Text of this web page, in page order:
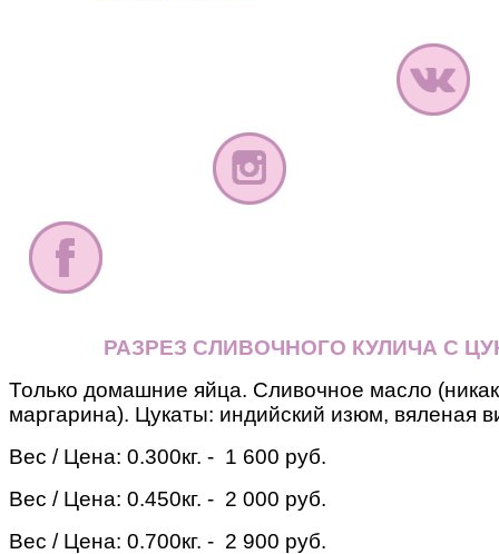
РАЗРЕЗ СЛИВОЧНОГО КУЛИЧА С
Только домашние яйца. Сливочное масло
маргарина). Цукаты: индийский изюм, вяленая
Вес / Цена: 0.300кг. - 1 600 руб.
Вес / Цена: 0.450кг. - 2 000 руб.
Вес / Цена: 0.700кг. - 2 900 руб.